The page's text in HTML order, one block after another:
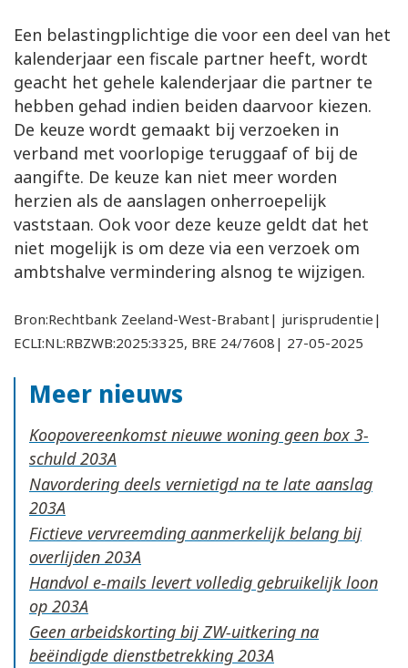
Een belastingplichtige die voor een deel van het
kalenderjaar een fiscale partner heeft, wordt
geacht het gehele kalenderjaar die partner te
hebben gehad indien beiden daarvoor kiezen.
De keuze wordt gemaakt bij verzoeken in
verband met voorlopige teruggaaf of bij de
aangifte. De keuze kan niet meer worden
herzien als de aanslagen onherroepelijk
vaststaan. Ook voor deze keuze geldt dat het
niet mogelijk is om deze via een verzoek om
ambtshalve vermindering alsnog te wijzigen.
Bron:Rechtbank Zeeland-West-Brabant| jurisprudentie|
ECLI:NL:RBZWB:2025:3325, BRE 24/7608| 27-05-2025
Meer nieuws
Koopovereenkomst nieuwe woning geen box 3-
schuld
Navordering deels vernietigd na te late aanslag
Fictieve vervreemding aanmerkelijk belang bij
overlijden
Handvol e-mails levert volledig gebruikelijk loon
op
Geen arbeidskorting bij ZW-uitkering na
beëindigde dienstbetrekking